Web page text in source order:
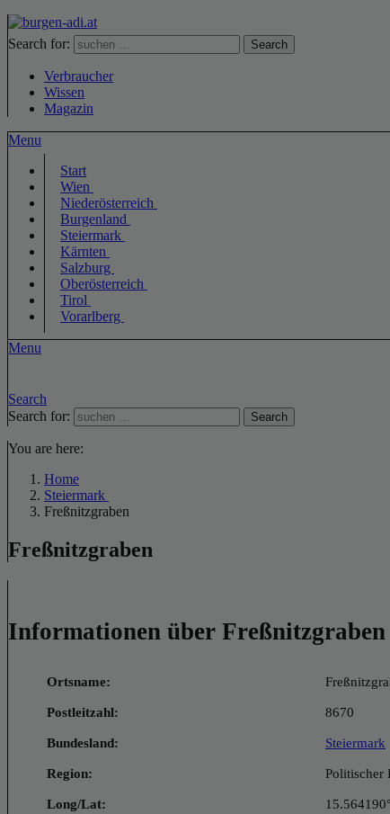
Search for: Search
Verbraucher
Wissen
Magazin
Menu
Start
Wien
Niederösterreich
Burgenland
Steiermark
Kärnten
Salzburg
Oberösterreich
Tirol
Vorarlberg
Menu
Search
Search for:
Search
You are here:
Home
Steiermark
Freßnitzgraben
Freßnitzgraben
Informationen über Freßnitzgraben
Ortsname:
Postleitzahl: 8670
Bundesland: Steiermark
Region: Politischer
Long/Lat: